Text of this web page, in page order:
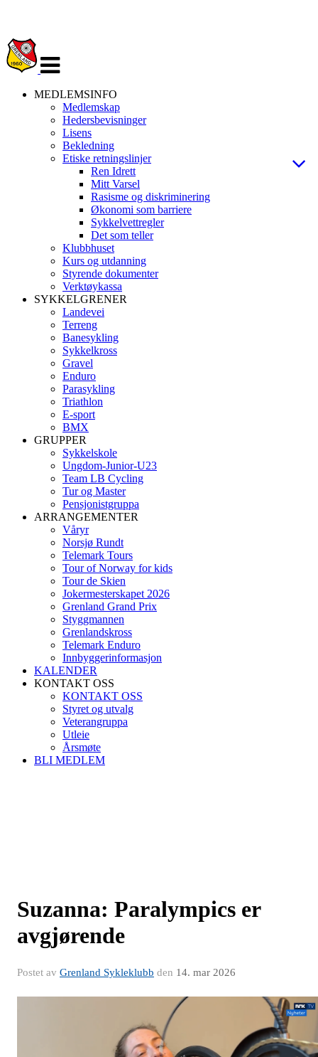
navigasjon
MEDLEMSINFO
Medlemskap
Hedersbevisninger
Lisens
Bekledning
Etiske retningslinjer
Ren Idrett
Mitt Varsel
Rasisme og diskriminering
Økonomi som barriere
Sykkelvettregler
Det som teller
Klubbhuset
Kurs og utdanning
Styrende dokumenter
Verktøykassa
SYKKELGRENER
Landevei
Terreng
Banesykling
Sykkelkross
Gravel
Enduro
Parasykling
Triathlon
E-sport
BMX
GRUPPER
Sykkelskole
Ungdom-Junior-U23
Team LB Cycling
Tur og Master
Pensjonistgruppa
ARRANGEMENTER
Våryr
Norsjø Rundt
Telemark Tours
Tour of Norway for kids
Tour de Skien
Jokermesterskapet 2026
Grenland Grand Prix
Styggmannen
Grenlandskross
Telemark Enduro
Innbyggerinformasjon
KALENDER
KONTAKT OSS
KONTAKT OSS
Styret og utvalg
Veterangruppa
Utleie
Årsmøte
BLI MEDLEM
Suzanna: Paralympics er
avgjørende
Postet av Grenland Sykleklubb den 14. mar 2026